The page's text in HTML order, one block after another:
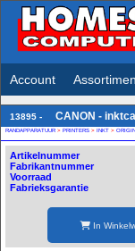
Account
13895 - CANON -
RANDAPPARATUUR > PRINTERS > INKT >
Artikelnummer
Fabrikantnummer
Voorraad
Fabrieksgarantie
In